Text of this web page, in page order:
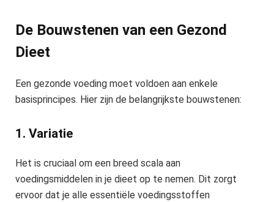
De Bouwstenen van een Gezond
Dieet
Een gezonde voeding moet voldoen aan enkele
basisprincipes. Hier zijn de belangrijkste bouwstenen:
1. Variatie
Het is cruciaal om een breed scala aan
voedingsmiddelen in je dieet op te nemen. Dit zorgt
ervoor dat je alle essentiële voedingsstoffen